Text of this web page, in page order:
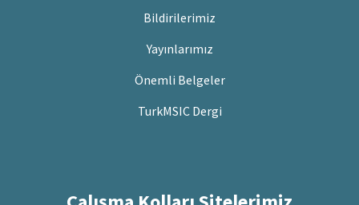
Bildirilerimiz
Yayınlarımız
Önemli Belgeler
TurkMSIC Dergi